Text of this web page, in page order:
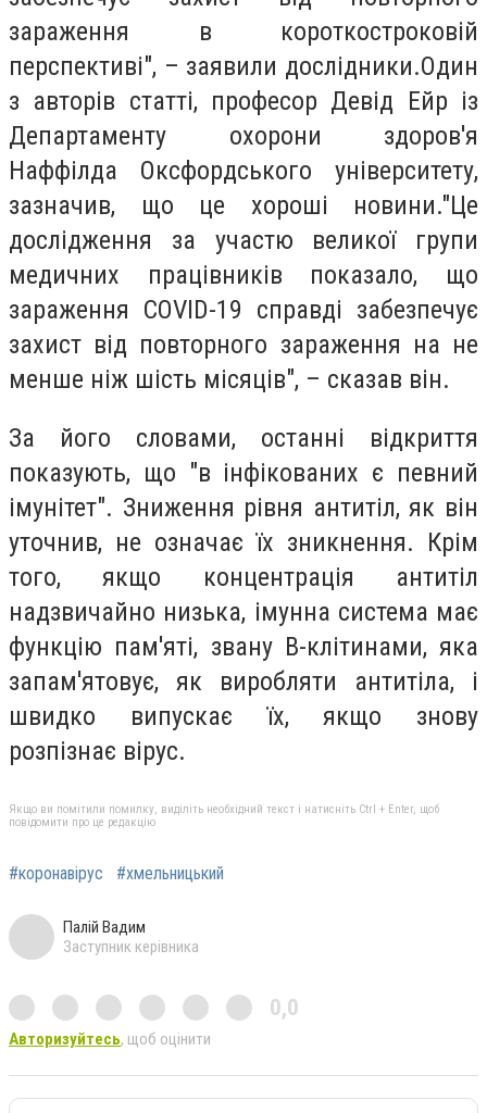
зараження в короткостроковій
перспективі", – заявили дослідники.Один
з авторів статті, професор Девід Ейр із
Департаменту охорони здоров'я
Наффілда Оксфордського університету,
зазначив, що це хороші новини."Це
дослідження за участю великої групи
медичних працівників показало, що
зараження COVID-19 справді забезпечує
захист від повторного зараження на не
менше ніж шість місяців", – сказав він.
За його словами, останні відкриття
показують, що "в інфікованих є певний
імунітет". Зниження рівня антитіл, як він
уточнив, не означає їх зникнення. Крім
того, якщо концентрація антитіл
надзвичайно низька, імунна система має
функцію пам'яті, звану В-клітинами, яка
запам'ятовує, як виробляти антитіла, і
швидко випускає їх, якщо знову
розпізнає вірус.
Якщо ви помітили помилку, виділіть необхідний текст і натисніть Ctrl + Enter, щоб
повідомити про це редакцію
#коронавірус #хмельницький
Палій Вадим
Заступник керівника
0,0
Авторизуйтесь, щоб оцінити